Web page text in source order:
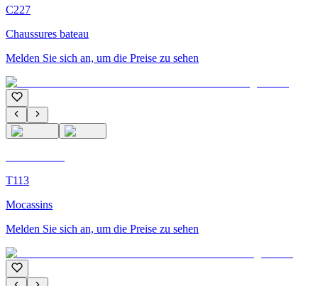
C227
Chaussures bateau
Melden Sie sich an, um die Preise zu sehen
T113
Mocassins
Melden Sie sich an, um die Preise zu sehen